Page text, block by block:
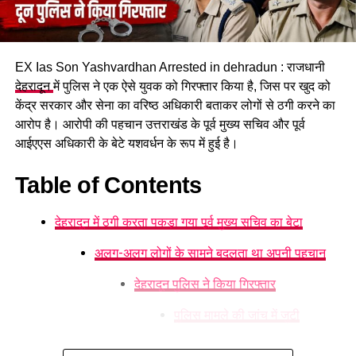
गोली लगने से छोटा भाई गंभीर रूप से घायल
सूचना मिलते हीपिरान कलियरथाना पुलिस घटनास्थल पर पहुंची और
घायल को उपचार के लिए अस्पताल भेजा। मामले की गंभीरता को देखते हुए
भगवानपुर के क्षेत्राधिकारी, थाना प्रभारी सहित वरिष्ठ पुलिस अधिकारी भी
मौके पर पहुंचे। इसके अलावा फोरेंसिक टीम ने घटनास्थल का निरीक्षण कर
EX Ias Son Yashvardhan Arrested in dehradun : राजधानी
देहरादूनमें पुलिस ने एक ऐसे युवक को गिरफ्तार किया है, जिस पर खुद को
केंद्र सरकार और सेना का वरिष्ठ अधिकारी बताकर लोगों से ठगी करने का
आरोप है। आरोपी की पहचान उत्तराखंड के पूर्व मुख्य सचिव और पूर्व
आईएएस अधिकारी के बेटे यशवर्धन के रूप में हुई है।
Table of Contents
देहरादून में ठगी करता पकड़ा गया पूर्व मुख्य सचिव का बेटा
अलग-अलग लोगों के सामने बदलता था अपनी पहचान
देहरादून पुलिस ने किया गिरफ्तार